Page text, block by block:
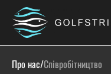
Про нас/Співробітництво